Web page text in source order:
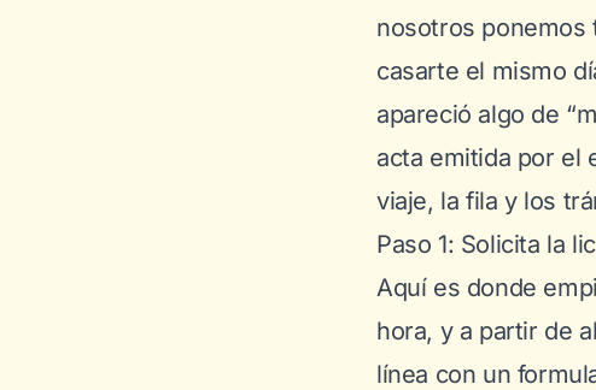
nosotros ponemos
casarte el mismo
apareció algo de
acta emitida por el
viaje, la fila y los
Paso 1: Solicita la
Aquí es donde
hora, y a partir de
línea con un